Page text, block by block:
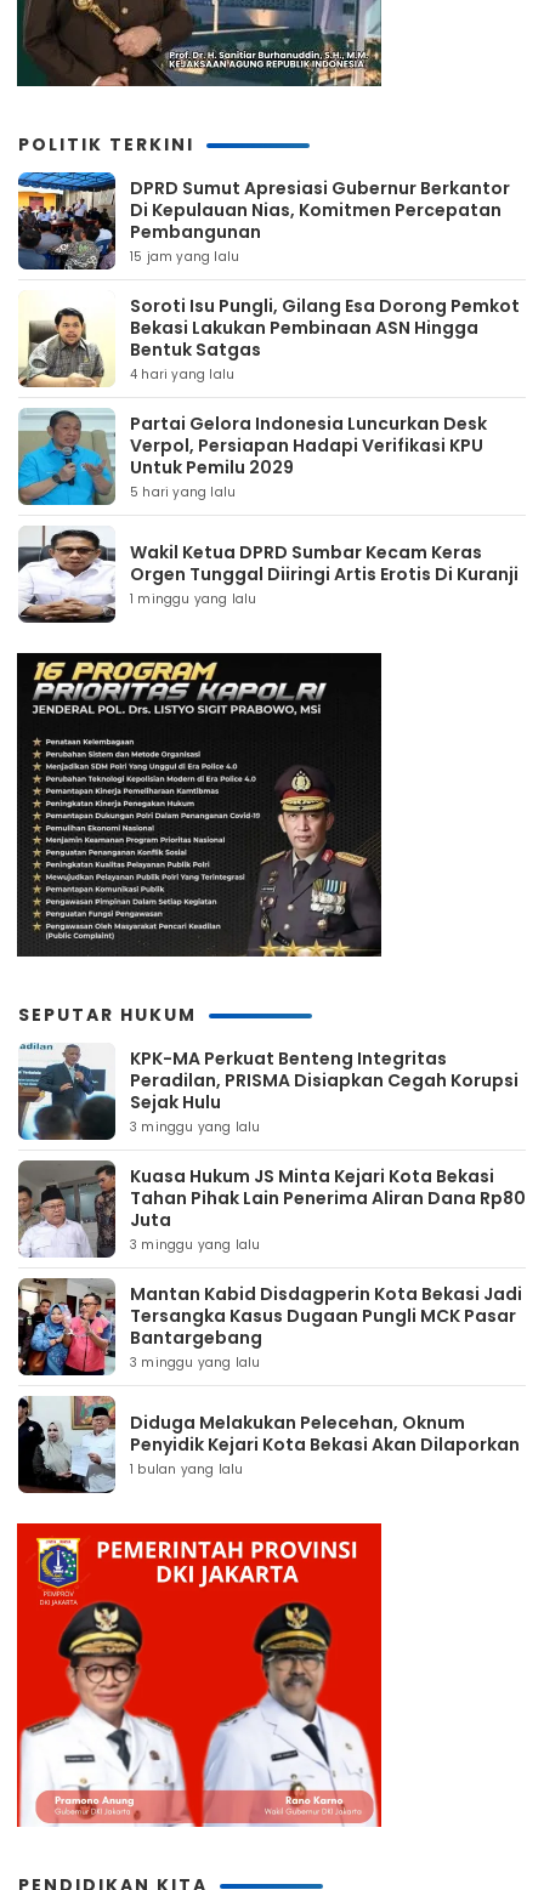
POLITIK TERKINI
DPRD Sumut Apresiasi Gubernur Berkantor
Di Kepulauan Nias, Komitmen Percepatan
Pembangunan
15 jam yang lalu
Soroti Isu Pungli, Gilang Esa Dorong Pemkot
Bekasi Lakukan Pembinaan ASN Hingga
Bentuk Satgas
4 hari yang lalu
Partai Gelora Indonesia Luncurkan Desk
Verpol, Persiapan Hadapi Verifikasi KPU
Untuk Pemilu 2029
5 hari yang lalu
Wakil Ketua DPRD Sumbar Kecam Keras
Orgen Tunggal Diiringi Artis Erotis Di Kuranji
1 minggu yang lalu
SEPUTAR HUKUM
KPK-MA Perkuat Benteng Integritas
Peradilan, PRISMA Disiapkan Cegah Korupsi
Sejak Hulu
3 minggu yang lalu
Kuasa Hukum JS Minta Kejari Kota Bekasi
Tahan Pihak Lain Penerima Aliran Dana Rp80
Juta
3 minggu yang lalu
Mantan Kabid Disdagperin Kota Bekasi Jadi
Tersangka Kasus Dugaan Pungli MCK Pasar
Bantargebang
3 minggu yang lalu
Diduga Melakukan Pelecehan, Oknum
Penyidik Kejari Kota Bekasi Akan Dilaporkan
1 bulan yang lalu
PENDIDIKAN KITA